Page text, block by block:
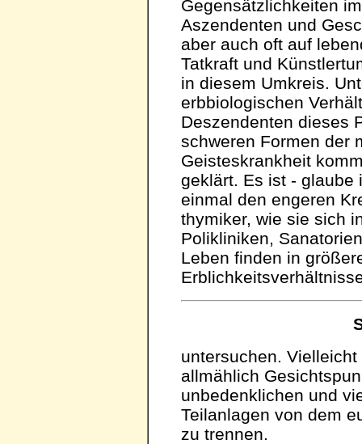
Gegensätzlichkeiten
Aszendenten und
aber auch oft auf
Tatkraft und
in diesem Umkreis.
erbbiologischen
Deszendenten dieses
schweren Formen der
Geisteskrankheit
geklärt. Es ist - glaube
einmal den engeren
thymiker, wie sie sich
Polikliniken,
Leben finden in
untersuchen.
allmählich
unbedenklichen und
Teilanlagen von dem
zu trennen.